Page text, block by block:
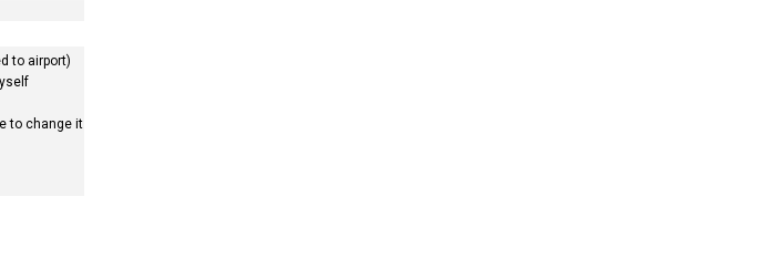
to airport)
to change it